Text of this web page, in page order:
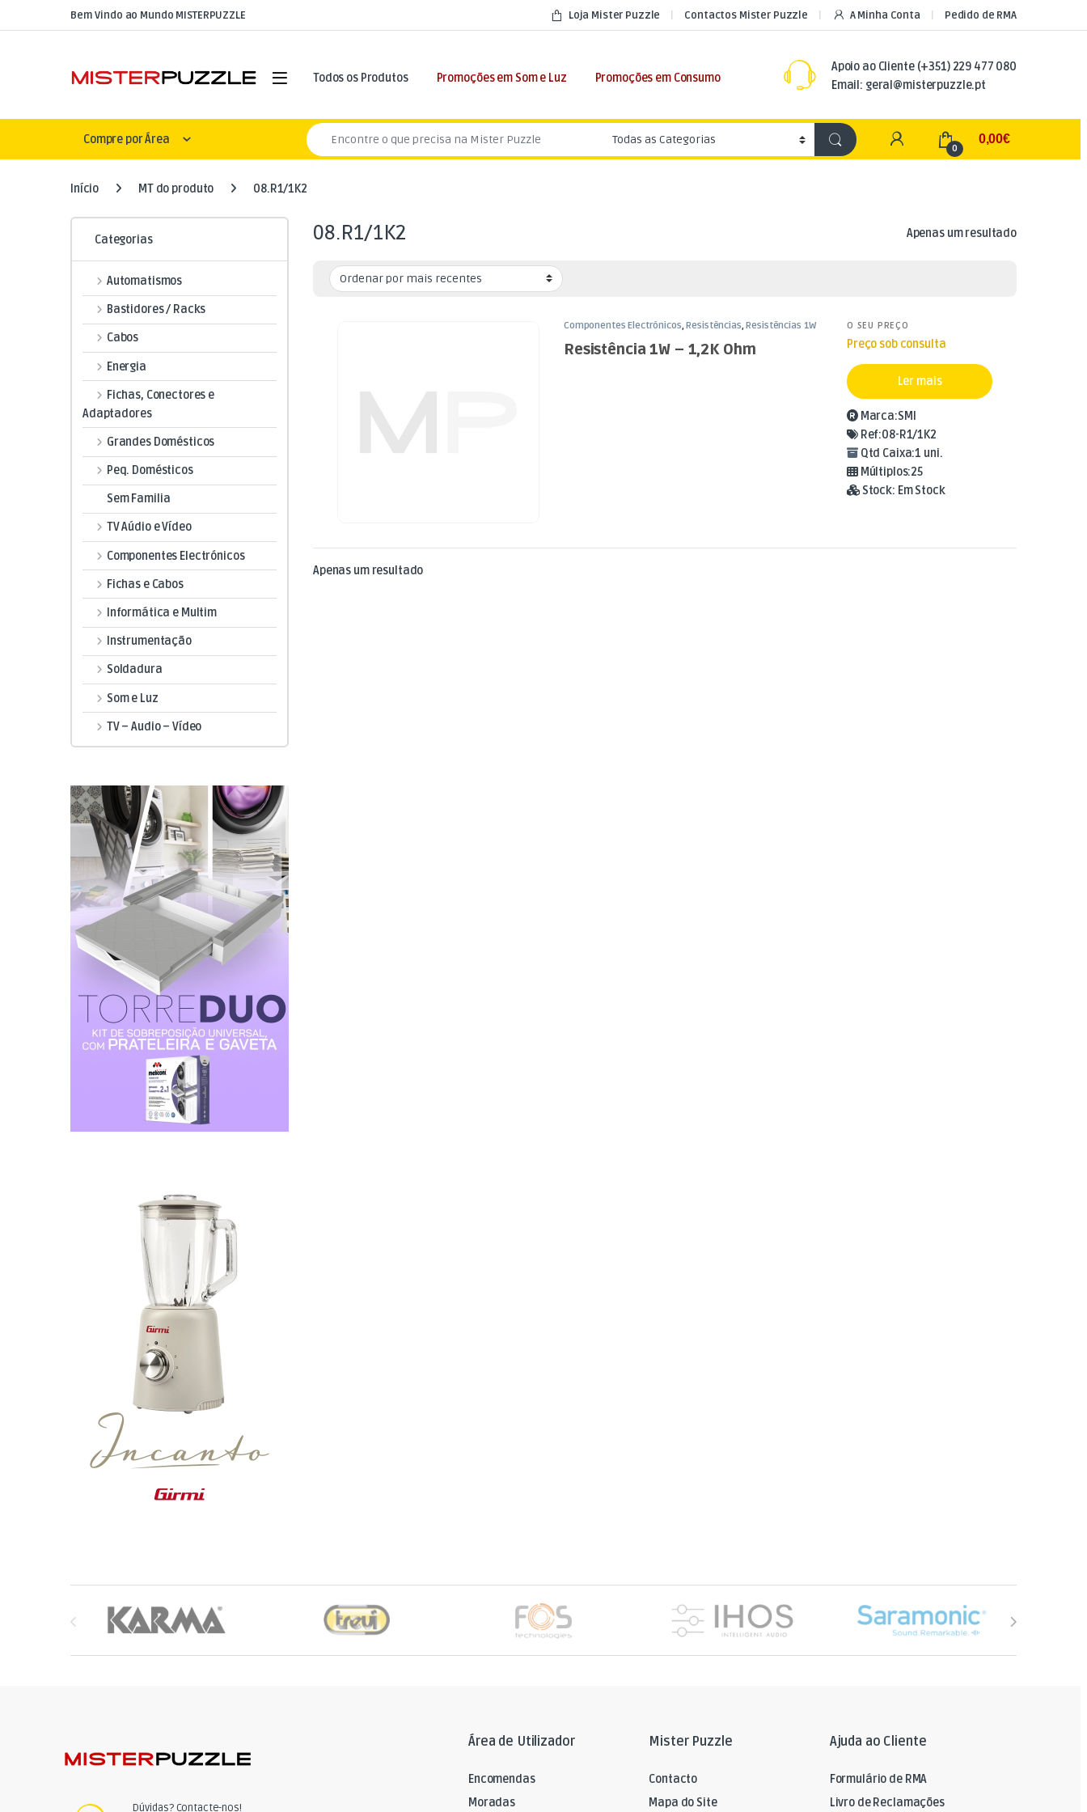
Skip to navigation
Skip to contentBem Vindo ao Mundo MISTERPUZZLE Loja Mister Puzzle Contactos Mister Puzzle A Minha Conta Pedido de RMA
Open Todos os Produtos Promoções em Som e Luz Promoções em Consumo
Apoio ao Cliente(+351) 229 477 080
Email: geral@misterpuzzle.pt
Compre por Área
Search for:
My Account
0
0,00€
Início MT do produto 08.R1/1K2
08.R1/1K2 Apenas um resultado
Componentes Electrónicos,Resistências,Resistências 1W
Resistência 1W – 1,2K Ohm
O SEU PREÇO
Preço sob consulta
Ler mais
Marca:SMI
Ref:08-R1/1K2
Qtd Caixa:1 uni.
Múltiplos:25
Stock: Em Stock
Apenas um resultado
Categorias
Automatismos
Bastidores / Racks
Cabos
Energia
Fichas, Conectores e
Adaptadores
Grandes Domésticos
Peq. Domésticos
Sem Familia
TV Aúdio e Vídeo
Componentes Electrónicos
Fichas e Cabos
Informática e Multim
Instrumentação
Soldadura
Som e Luz
TV – Audio – Vídeo
Dúvidas? Contacte-nos!
Área de Utilizador
Encomendas
Moradas
Mister Puzzle
Contacto
Mapa do Site
Ajuda ao Cliente
Formulário de RMA
Livro de Reclamações